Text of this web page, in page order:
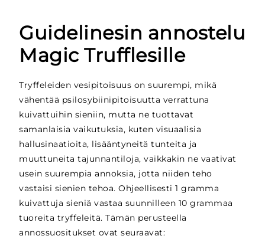
Guidelinesin annostelu
Magic Trufflesille
Tryffeleiden vesipitoisuus on suurempi, mikä
vähentää psilosybiinipitoisuutta verrattuna
kuivattuihin sieniin, mutta ne tuottavat
samanlaisia vaikutuksia, kuten visuaalisia
hallusinaatioita, lisääntyneitä tunteita ja
muuttuneita tajunnantiloja, vaikkakin ne vaativat
usein suurempia annoksia, jotta niiden teho
vastaisi sienien tehoa. Ohjeellisesti 1 gramma
kuivattuja sieniä vastaa suunnilleen 10 grammaa
tuoreita tryffeleitä. Tämän perusteella
annossuositukset ovat seuraavat: